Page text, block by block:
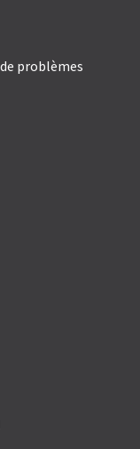
problèmes